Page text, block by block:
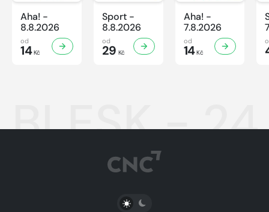
Aha! -
8.8.2026
od
14Kč
Sport -
8.8.2026
od
29 Kč
Aha! -
7.8.2026
od
14Kč
BLESK -
PŘEPNOUT SVĚTLÝ/TMAVÝ REŽIM